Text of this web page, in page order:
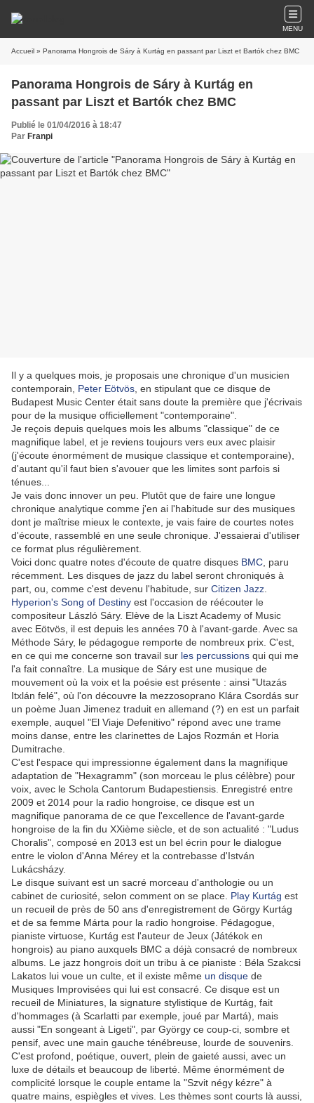
MENU
Accueil » Panorama Hongrois de Sáry à Kurtág en passant par Liszt et Bartók chez BMC
Panorama Hongrois de Sáry à Kurtág en
passant par Liszt et Bartók chez BMC
Publié le 01/04/2016 à 18:47
Par Franpi
Il y a quelques mois, je proposais une chronique d'un musicien
contemporain, Peter Eötvös , en stipulant que ce disque de
Budapest Music Center était sans doute la première que j'écrivais
pour de la musique officiellement "contemporaine".
Je reçois depuis quelques mois les albums "classique" de ce
magnifique label, et je reviens toujours vers eux avec plaisir
(j'écoute énormément de musique classique et contemporaine),
d'autant qu'il faut bien s'avouer que les limites sont parfois si
ténues...
Je vais donc innover un peu. Plutôt que de faire une longue
chronique analytique comme j'en ai l'habitude sur des musiques
dont je maîtrise mieux le contexte, je vais faire de courtes notes
d'écoute, rassemblé en une seule chronique. J'essaierai d'utiliser
ce format plus régulièrement.
Voici donc quatre notes d'écoute de quatre disques BMC , paru
récemment. Les disques de jazz du label seront chroniqués à
part, ou, comme c'est devenu l'habitude, sur Citizen Jazz
Hyperion's Song of Destiny est l'occasion de réécouter le
compositeur László Sáry. Elève de la Liszt Academy of Music
avec Eötvös, il est depuis les années 70 à l'avant-garde. Avec sa
Méthode Sáry, le pédagogue remporte de nombreux prix. C'est,
en ce qui me concerne son travail sur les percussions qui qui me
l'a fait connaître. La musique de Sáry est une musique de
mouvement où la voix et la poésie est présente : ainsi "Utazás
Itxlán felé", où l'on découvre la mezzosoprano Klára Csordás sur
un poème Juan Jimenez traduit en allemand (?) en est un parfait
exemple, auquel "El Viaje Defenitivo" répond avec une trame
moins danse, entre les clarinettes de Lajos Rozmán et Horia
Dumitrache.
C'est l'espace qui impressionne également dans la magnifique
adaptation de "Hexagramm" (son morceau le plus célèbre) pour
voix, avec le Schola Cantorum Budapestiensis. Enregistré entre
2009 et 2014 pour la radio hongroise, ce disque est un
magnifique panorama de ce que l'excellence de l'avant-garde
hongroise de la fin du XXième siècle, et de son actualité : "Ludus
Choralis", composé en 2013 est un bel écrin pour le dialogue
entre le violon d'Anna Mérey et la contrebasse d'István
Lukácsházy.
Le disque suivant est un sacré morceau d'anthologie ou un
cabinet de curiosité, selon comment on se place. Play Kurtág est
un recueil de près de 50 ans d'enregistrement de Görgy Kurtág
et de sa femme Márta pour la radio hongroise. Pédagogue,
pianiste virtuose, Kurtág est l'auteur de Jeux (Játékok en
hongrois) au piano auxquels BMC a déjà consacré de nombreux
albums. Le jazz hongrois doit un tribu à ce pianiste : Béla Szakcsi
Lakatos lui voue un culte, et il existe même un disque de
Musiques Improvisées qui lui est consacré. Ce disque est un
recueil de Miniatures, la signature stylistique de Kurtág, fait
d'hommages (à Scarlatti par exemple, joué par Martá), mais
aussi "En songeant à Ligeti", par György ce coup-ci, sombre et
pensif, avec une main gauche ténébreuse, lourde de souvenirs.
C'est profond, poétique, ouvert, plein de gaieté aussi, avec un
luxe de détails et beaucoup de liberté. Même énormément de
complicité lorsque le couple entame la "Szvit négy kézre" à
quatre mains, espiègles et vives. Les thèmes sont courts là aussi,